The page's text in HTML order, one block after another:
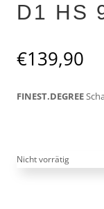
D1 HS
€139,90
FINEST.DEGREE
Nicht vorrätig